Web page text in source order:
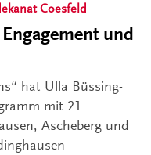
Coesfeld
und
hat Ulla Büssing-
mit 21
Ascheberg und